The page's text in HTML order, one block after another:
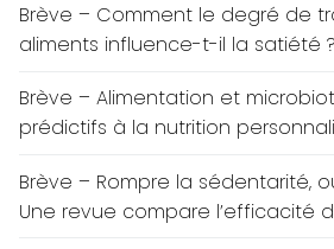
Brève – Comment le degré de
aliments influence-t-il la satiété ?
Brève – Alimentation et
prédictifs à la nutrition
Brève – Rompre la sédentarité,
Une revue compare l’efficacité